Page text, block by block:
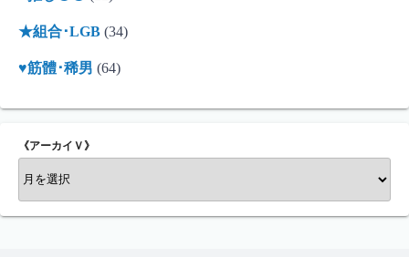
★組合･LGB (34)
♥筋體･稀男 (64)
《アーカイＶ》
ア